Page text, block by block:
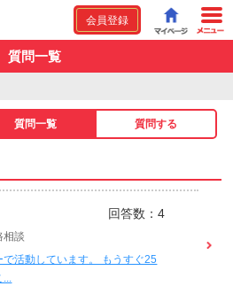
会員登録
質問一覧
質問一覧 質問する
回答数：4
相談
活動しています。 もうすぐ25
...